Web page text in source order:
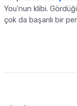
You'nun klibi.
çok da başarılı bir